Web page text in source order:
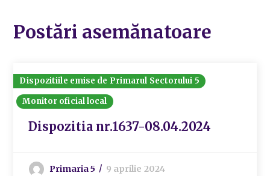
Postări asemănatoare
Dispozitiile emise de Primarul Sectorului 5
Monitor oficial local
Dispozitia nr.1637-08.04.2024
Primaria 5 9 aprilie 2024